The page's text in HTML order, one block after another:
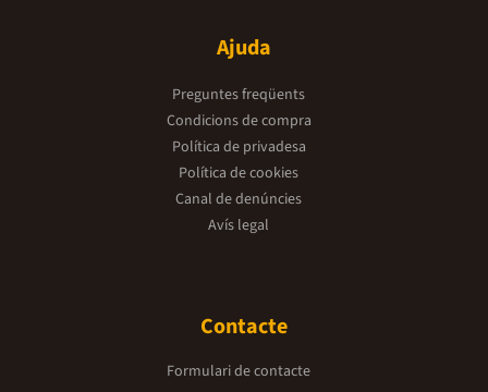
Ajuda
Preguntes freqüents
Condicions de compra
Política de privadesa
Política de cookies
Canal de denúncies
Avís legal
Contacte
Formulari de contacte